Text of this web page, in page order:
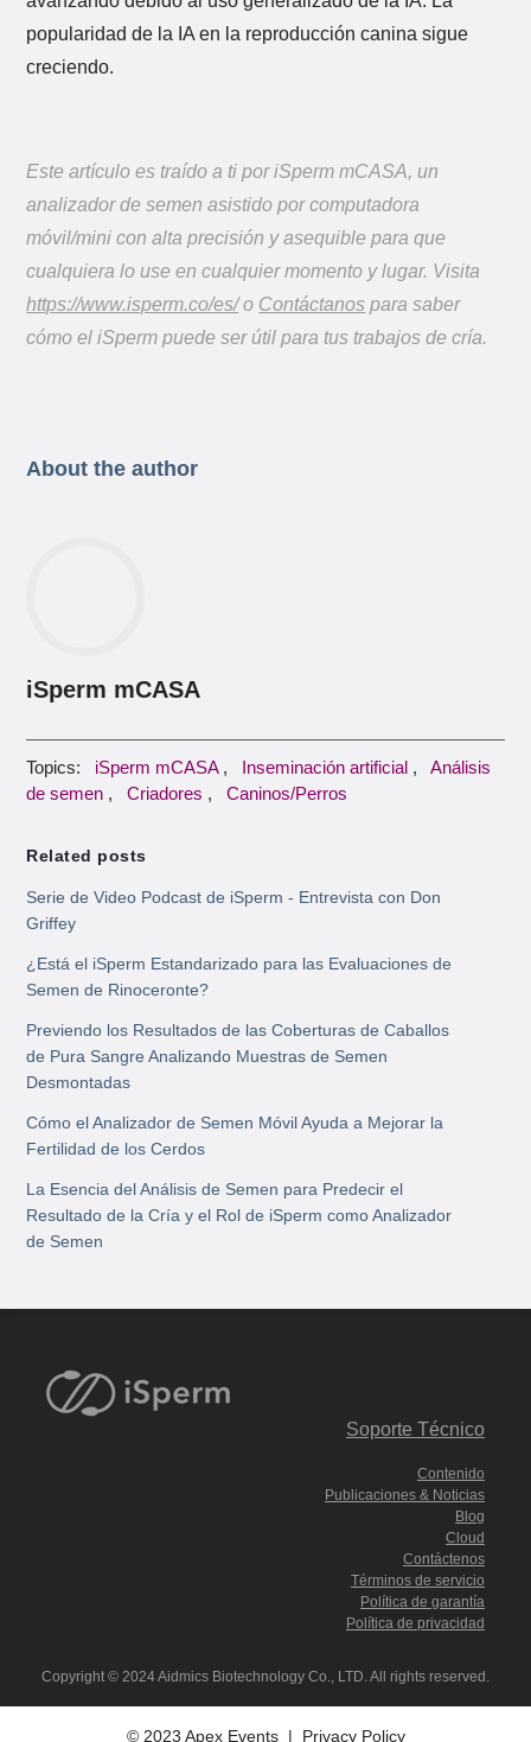
popularidad de la IA en la reproducción canina sigue
creciendo.
Este artículo es traído a ti por iSperm mCASA, un
analizador de semen asistido por computadora
móvil/mini con alta precisión y asequible para que
cualquiera lo use en cualquier momento y lugar. Visita
https://www.isperm.co/es/o Contáctanos para saber
cómo el iSperm puede ser útil para tus trabajos de cría.
About the author
iSperm mCASA
Topics: iSperm mCASA, Inseminación artificial ,Análisis
de semen ,Criadores ,Caninos/Perros
Related posts
Serie de Video Podcast de iSperm - Entrevista con Don
Griffey
¿Está el iSperm Estandarizado para las Evaluaciones de
Semen de Rinoceronte?
Previendo los Resultados de las Coberturas de Caballos
de Pura Sangre Analizando Muestras de Semen
Desmontadas
Cómo el Analizador de Semen Móvil Ayuda a Mejorar la
Fertilidad de los Cerdos
La Esencia del Análisis de Semen para Predecir el
Resultado de la Cría y el Rol de iSperm como Analizador
de Semen
Soporte Técnico
Contenido
Publicaciones & Noticias
Blog
Cloud
Contáctenos
Términos de servicio
Política de garantía
Política de privacidad
Copyright © 2024 Aidmics Biotechnology Co., LTD. All rights reserved.
© 2023 Apex Events | Privacy Policy